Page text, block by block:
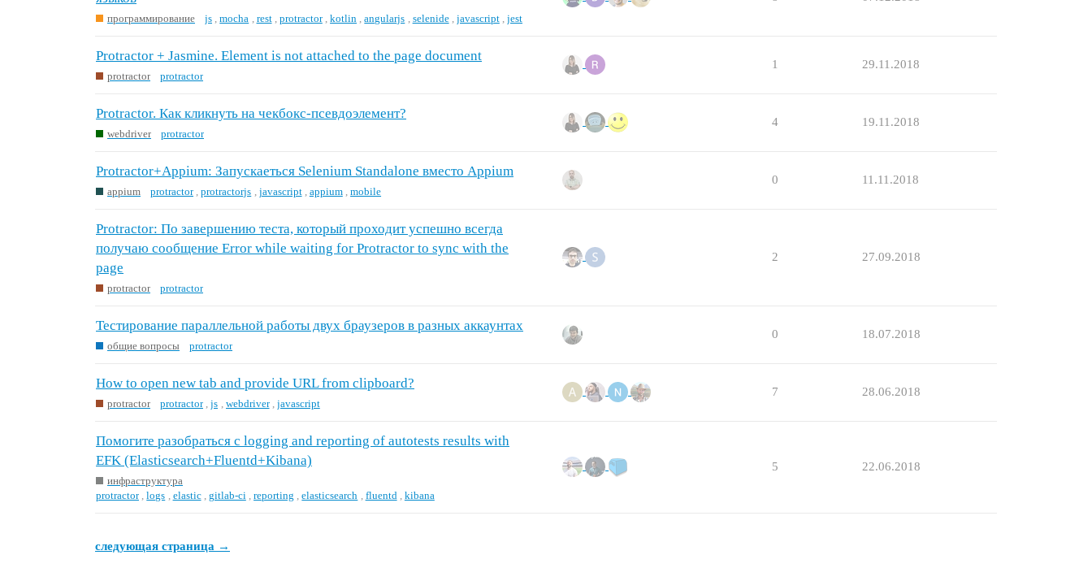
программирование js ,mocha rest protractor ,kotlin ,angularjs selenide javascript ,jest
Protractor + Jasmine. Element is not attached to the page document
protractor protractor
1 29.11.2018
Protractor. Как кликнуть на чекбокс-псевдоэлемент?
webdriver protractor
4 19.11.2018
Protractor+Appium: Запускаеться Selenium Standalone вместо Appium
appium protractor ,protractorjs javascript appium ,mobile
0 11.11.2018
Protractor: По завершению теста, который проходит успешно всегда
получаю сообщение Error while waiting for Protractor to sync with the
page
protractor protractor
2 27.09.2018
Тестирование параллельной работы двух браузеров в разных аккаунтах
общие вопросы protractor
0 18.07.2018
How to open new tab and provide URL from clipboard?
protractor protractor ,js webdriver javascript
7 28.06.2018
Помогите разобраться с logging and reporting of autotests results with
EFK (Elasticsearch+Fluentd+Kibana)
инфраструктура
protractor ,logs elastic gitlab-ci ,reporting ,elasticsearch fluentd kibana
5 22.06.2018
следующая страница →